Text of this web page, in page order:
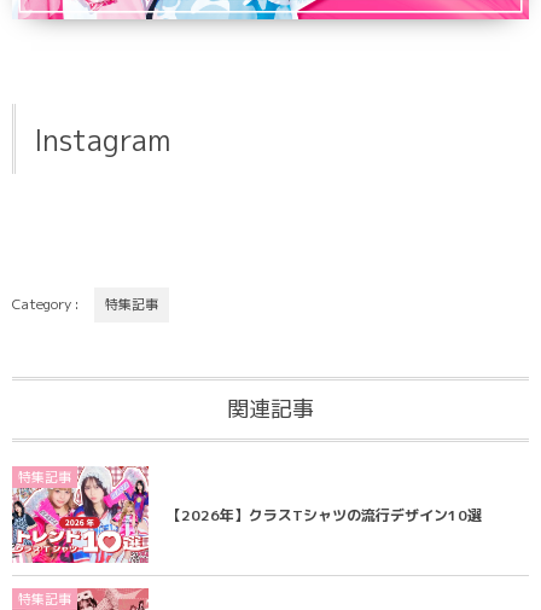
Instagram
Category : 特集記事
関連記事
特集記事
【2026年】クラスTシャツの流行デザイン10選
特集記事